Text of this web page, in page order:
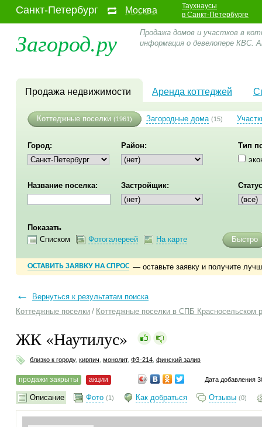
Санкт-Петербург Москва
Таухнаусы
в Санкт-Петербурге
Загород.ру
Продажа домов и участков в
информация о девелопере КВС.
Продажа недвижимости Аренда коттеджей
Коттеджные поселки (1961) Загородные дома (15)
Город: Район:
Тип
Название поселка: Застройщик:
Показать
Списком
Фотогалереей На карте Быстро
ОСТАВИТЬ ЗАЯВКУ НА СПРОС — оставьте заявку и получите
←
Вернуться к результатам поиска
Коттеджные поселки / Коттеджные поселки в СПБ Красносельском
ЖК «Наутилус»
близко к городу, кирпич монолит, ФЗ-214 финский залив
продажи закрыты акции Дата добавления
Описание Фото (1) Как добраться Отзывы (0)